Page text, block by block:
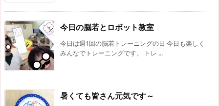
今日の脳若とロボット教室
今日は週1回の脳若トレーニングの日 今日も楽しく
みんなでトレーニングです。 トレ ...
暑くても皆さん元気です～